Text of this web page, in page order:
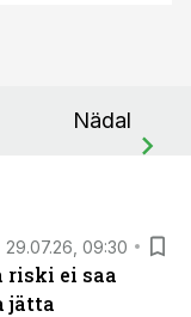
Nädal
29.07.26, 09:30
riski ei saa
jätta